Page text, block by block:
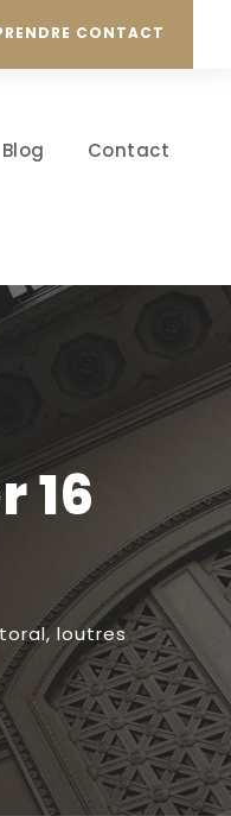
CONTACT
Blog Contact
16
, loutres